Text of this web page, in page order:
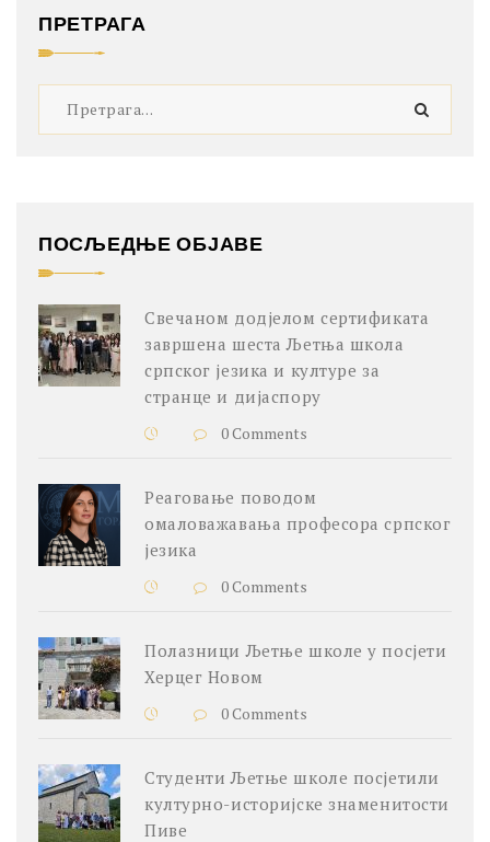
ПРЕТРАГА
ПОСЉЕДЊЕ ОБЈАВЕ
Свечаном додјелом сертификата
завршена шеста Љетња школа
српског језика и културе за
странце и дијаспору
0 Comments
Реаговање поводом
омаловажавања професора српског
језика
0 Comments
Полазници Љетње школе у посјети
Херцег Новом
0 Comments
Студенти Љетње школе посјетили
културно-историјске знаменитости
Пиве